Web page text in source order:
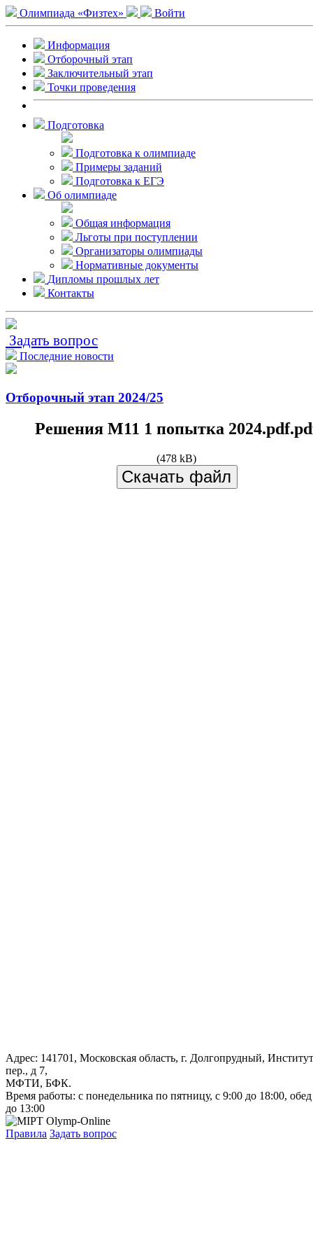
Олимпиада «Физтех» Войти
Информация
Отборочный этап
Заключительный этап
Точки проведения
Подготовка
Подготовка к олимпиаде
Примеры заданий
Подготовка к ЕГЭ
Об олимпиаде
Общая информация
Льготы при поступлении
Организаторы олимпиады
Нормативные документы
Дипломы прошлых лет
Контакты
Задать вопрос
Последние новости
Отборочный этап 2024/25
Решения М11 1 попытка
(478 kB)
Скачать файл
Адрес: 141701, Московская область, г. Долгопрудный,
пер., д 7,
МФТИ, БФК.
Время работы: с понедельника по пятницу, с 9:00 до 18:00,
до 13:00
Правила Задать вопрос